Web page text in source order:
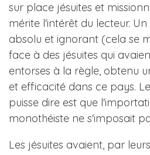
sur place jésuites et
mérite l'intérêt du lecteur.
absolu et ignorant (cela se
face à des jésuites qui
entorses à la règle, obtenu
et efficacité dans ce pays.
puisse dire est que
monothéiste ne s'imposait
Les jésuites avaient, par